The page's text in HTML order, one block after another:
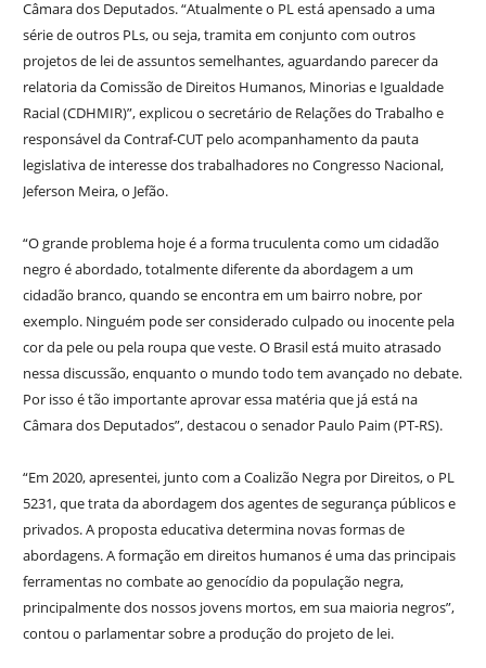
Câmara dos Deputados. “Atualmente o PL está apensado a uma
série de outros PLs, ou seja, tramita em conjunto com outros
projetos de lei de assuntos semelhantes, aguardando parecer da
relatoria da Comissão de Direitos Humanos, Minorias e Igualdade
Racial (CDHMIR)”, explicou o secretário de Relações do Trabalho e
responsável da Contraf-CUT pelo acompanhamento da pauta
legislativa de interesse dos trabalhadores no Congresso Nacional,
Jeferson Meira, o Jefão.
“O grande problema hoje é a forma truculenta como um cidadão
negro é abordado, totalmente diferente da abordagem a um
cidadão branco, quando se encontra em um bairro nobre, por
exemplo. Ninguém pode ser considerado culpado ou inocente pela
cor da pele ou pela roupa que veste. O Brasil está muito atrasado
nessa discussão, enquanto o mundo todo tem avançado no debate.
Por isso é tão importante aprovar essa matéria que já está na
Câmara dos Deputados”, destacou o senador Paulo Paim (PT-RS).
“Em 2020, apresentei, junto com a Coalizão Negra por Direitos, o PL
5231, que trata da abordagem dos agentes de segurança públicos e
privados. A proposta educativa determina novas formas de
abordagens. A formação em direitos humanos é uma das principais
ferramentas no combate ao genocídio da população negra,
principalmente dos nossos jovens mortos, em sua maioria negros”,
contou o parlamentar sobre a produção do projeto de lei.